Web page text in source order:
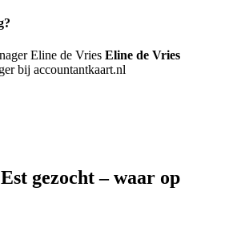
Eline de Vries
bij accountantkaart.nl
gezocht – waar op